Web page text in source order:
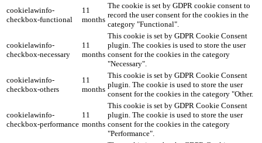
cookielawinfo-
checkbox-functional
11
months
The cookie is set by GDPR cookie consent to
record the user consent for the cookies in the
category "Functional".
cookielawinfo-
checkbox-necessary
11
months
This cookie is set by GDPR Cookie Consent
plugin. The cookies is used to store the user
consent for the cookies in the category
"Necessary".
cookielawinfo-
checkbox-others
11
months
This cookie is set by GDPR Cookie Consent
plugin. The cookie is used to store the user
consent for the cookies in the category "Other.
cookielawinfo-
checkbox-performance
11
months
This cookie is set by GDPR Cookie Consent
plugin. The cookie is used to store the user
consent for the cookies in the category
"Performance".